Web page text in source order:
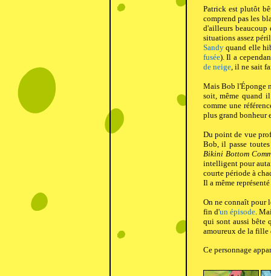
Patrick est plutôt
comprend pas les
d'ailleurs beaucoup
situations assez
Sandyquand elle
fusée). Il a
de neige, il ne sait
Mais Bob l'Éponge
soit, même quand
comme une
plus grand bonheur
Du point de vue
Bob, il passe
Bikini Bottom
intelligent pour
courte période à
Il a même
On ne connaît pour
fin d'un épisode.
qui sont aussi bête
amoureux de la
Ce personnage